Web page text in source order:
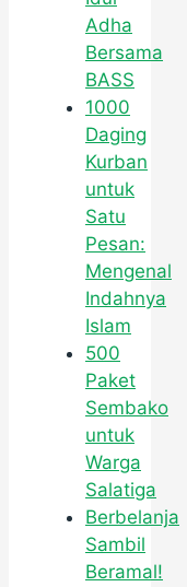
Adha
Bersama
BASS
1000
Daging
Kurban
untuk
Satu
Pesan:
Mengenal
Indahnya
Islam
500
Paket
Sembako
untuk
Warga
Salatiga
Berbelanja
Sambil
Beramal!